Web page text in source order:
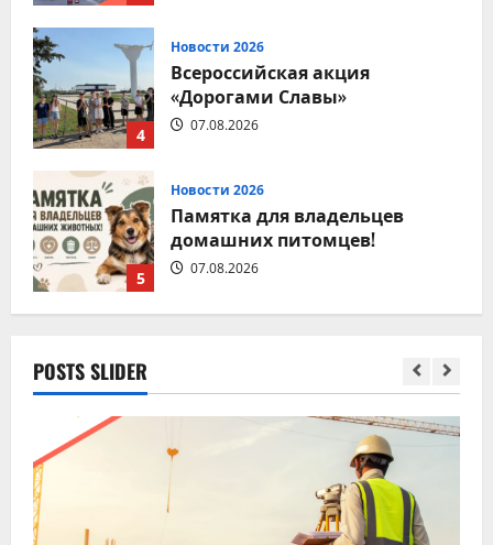
4
Новости 2026
Всероссийская акция
«Дорогами Славы»
07.08.2026
5
Новости 2026
Памятка для владельцев
домашних питомцев!
07.08.2026
1
9 августа – День строителя
08.08.2026
Новости 2026
Вместе за чистоту любимого
места отдыха!
POSTS SLIDER